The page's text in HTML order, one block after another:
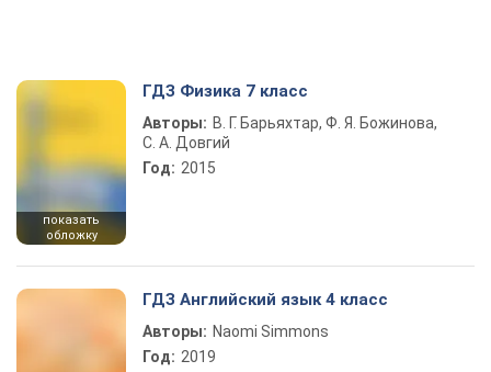
показать
обложку
ГДЗ Физика 7 класс
Авторы: В. Г. Барьяхтар, Ф. Я. Божинова,
С. А. Довгий
Год: 2015
ГДЗ Английский язык 4 класс
Авторы: Naomi Simmons
Год: 2019